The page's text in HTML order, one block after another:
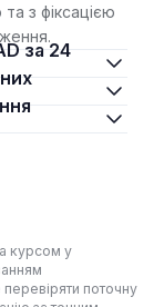
з фіксацією
курсом у
поточну